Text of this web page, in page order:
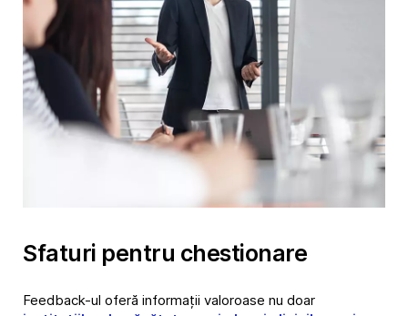
Sfaturi pentru chestionare
Feedback-ul oferă informații valoroase nu doar